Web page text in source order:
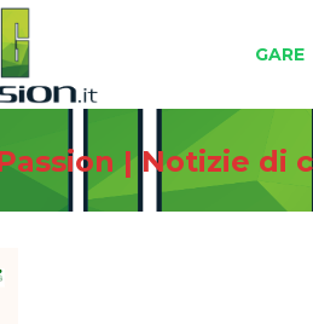
GARE
| Notizie di